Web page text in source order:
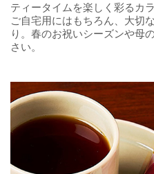
ティータイムを楽しく彩るカ
ご自宅用にはもちろん、大切
り。春のお祝いシーズンや母
さい。